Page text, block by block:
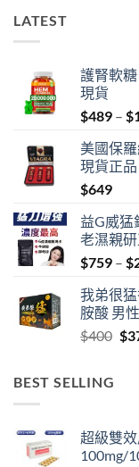
LATEST
護腎軟
現貨
$489 – $
美國保
現貨正品
$649
益G威猛
老濕親研
$759 – $
我弟很
胺酸 男
$400 $
BEST SELLING
超級雙效
100mg/